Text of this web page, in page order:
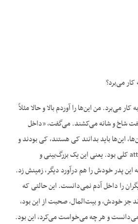
می‌برد؟
می‌برد. من این‌ها را آوردم بالا و حالا مثلاً
شاخ و شانه می‌کشند. می‌گفت، «داخل
این‌ها باید بدانند کی هستند، کی بودند و
فلان و این‌ها.» این attitude کلی بود. یعنی این یک بزرگ‌بینی و
پدر خودش را هم درآورد دیگر، زمینش زد.
را داخل آدم نمی‌دانست. این حالتی که
جز خودش، و بیت‌المال، صحبت از این بود،
و هر چه می‌خواست می‌کرد، این بود.